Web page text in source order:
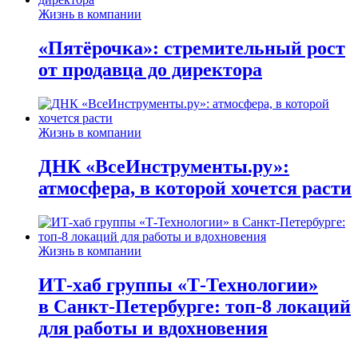
Жизнь в компании
«Пятёрочка»: стремительный рост
от продавца до директора
Жизнь в компании
ДНК «ВсеИнструменты.ру»:
атмосфера, в которой хочется расти
Жизнь в компании
ИТ-хаб группы «Т-Технологии»
в Санкт-Петербурге: топ-8 локаций
для работы и вдохновения